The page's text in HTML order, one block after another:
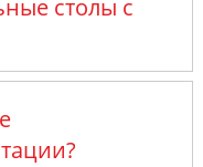
столы с